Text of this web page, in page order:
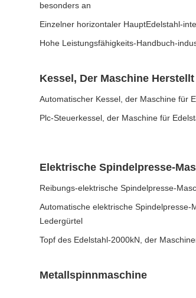
besonders an
Einzelner horizontaler HauptEdelstahl-
Hohe Leistungsfähigkeits-Handbuch-
Kessel, Der Maschine Herstellt
Automatischer Kessel, der Maschine für
Plc-Steuerkessel, der Maschine für
Elektrische Spindelpresse-
Reibungs-elektrische Spindelpresse-
Automatische elektrische Spindelpresse-
Ledergürtel
Topf des Edelstahl-2000kN, der
Metallspinnmaschine